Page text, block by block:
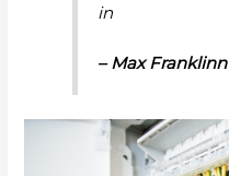
in
– Max Franklinn